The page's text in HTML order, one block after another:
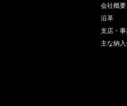
会社概要
沿革
支店・
主な納